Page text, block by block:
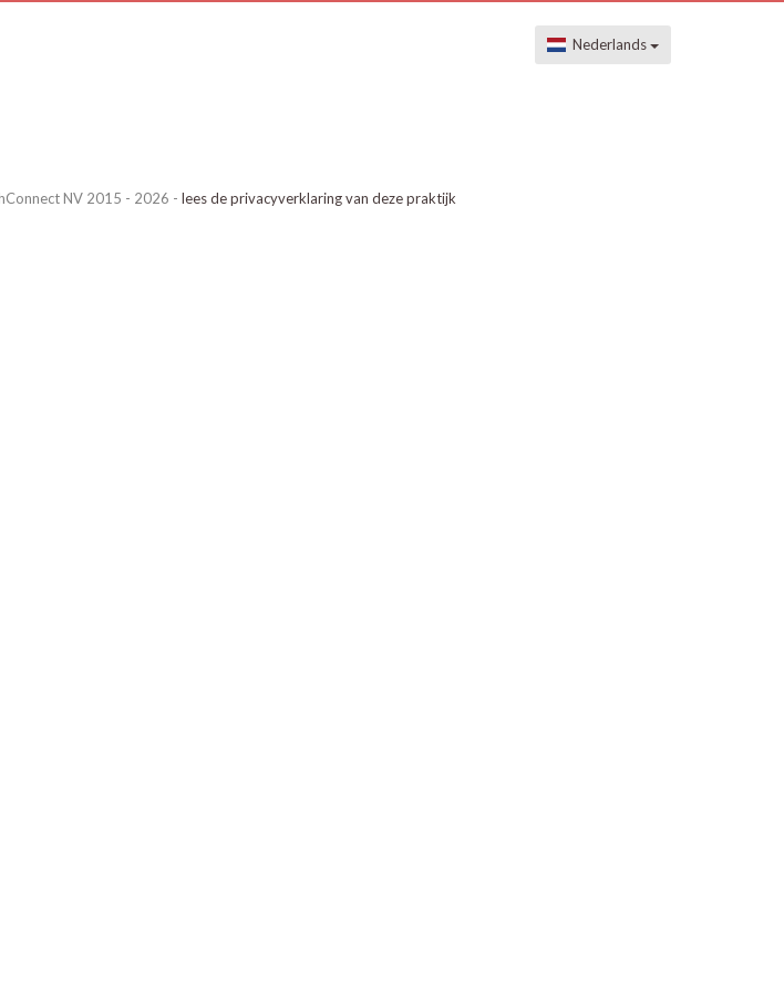
Nederlands
NV 2015 - 2026 - lees de privacyverklaring van deze praktijk